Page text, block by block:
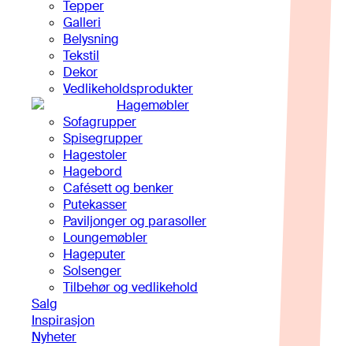
Tepper
Galleri
Belysning
Tekstil
Dekor
Vedlikeholdsprodukter
Hagemøbler
Sofagrupper
Spisegrupper
Hagestoler
Hagebord
Cafésett og benker
Putekasser
Paviljonger og parasoller
Loungemøbler
Hageputer
Solsenger
Tilbehør og vedlikehold
Salg
Inspirasjon
Nyheter